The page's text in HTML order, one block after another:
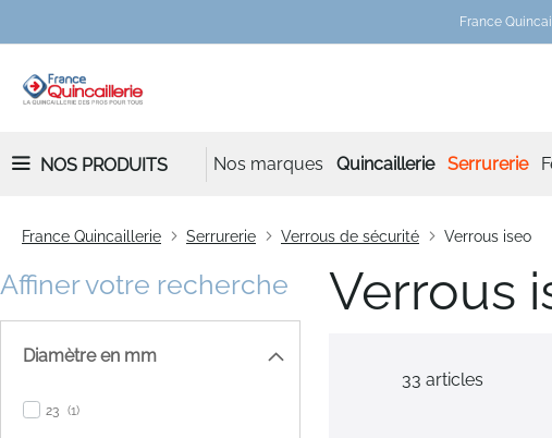
France
NOS PRODUITS Nos marques Quincaillerie Serrurerie
France Quincaillerie Serrurerie Verrous de sécurité Verrous iseo
Verrous
33 articles
Affiner votre recherche
Diamètre en mm
23 1item